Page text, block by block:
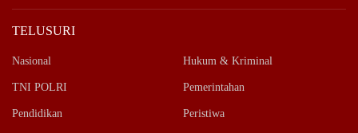
TELUSURI
Nasional Hukum & Kriminal
TNI POLRI Pemerintahan
Pendidikan Peristiwa